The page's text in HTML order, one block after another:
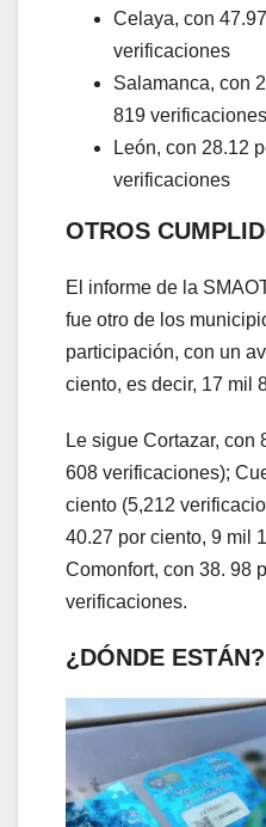
Celaya, con
verificaciones
Salamanca, con
819 verificaciones
León, con 28.12
verificaciones
OTROS
El informe de la
fue otro de los
participación, con un
ciento, es decir, 17 mil
Le sigue Cortazar, con
608 verificaciones);
ciento (5,212
40.27 por ciento, 9 mil
Comonfort, con 38. 98
verificaciones.
¿DÓNDE ESTÁN?